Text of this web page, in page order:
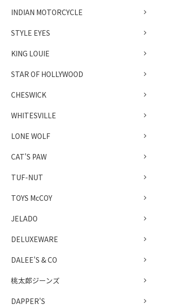
INDIAN MOTORCYCLE
STYLE EYES
KING LOUIE
STAR OF HOLLYWOOD
CHESWICK
WHITESVILLE
LONE WOLF
CAT'S PAW
TUF-NUT
TOYS McCOY
JELADO
DELUXEWARE
DALEE'S & CO
桃太郎ジーンズ
DAPPER'S